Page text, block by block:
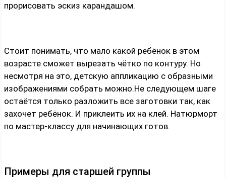
прорисовать эскиз карандашом.
Стоит понимать, что мало какой ребёнок в этом
возрасте сможет вырезать чётко по контуру. Но
несмотря на это, детскую аппликацию с образными
изображениями собрать можно.Не следующем шаге
остаётся только разложить все заготовки так, как
захочет ребёнок. И приклеить их на клей. Натюрморт
по мастер-классу для начинающих готов.
Примеры для старшей группы